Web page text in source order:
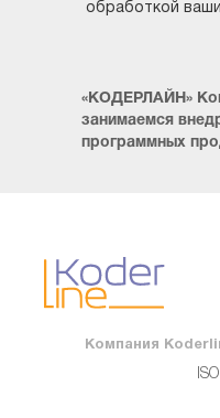
қатысты белгілі бір
обработкой
«КОДЕРЛАЙН»
занимаемся
программных
Компания